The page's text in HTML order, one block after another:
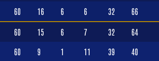
60 16 6 6 32 66
60 15 6 7 32 64
60 9 1 11 39 40